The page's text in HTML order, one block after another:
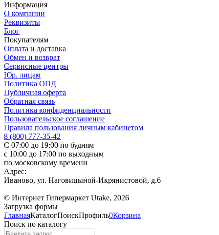
Информация
О компании
Реквизиты
Блог
Покупателям
Оплата и доставка
Обмен и возврат
Сервисные центры
Юр. лицам
Политика ОПД
Публичная оферта
Обратная связь
Политика конфиденциальности
Пользовательское соглашение
Правила пользования личным кабинетом
8 (800) 777-35-42
С 07:00 до 19:00 по будням
с 10:00 до 17:00 по выходным
по московскому времени
Адрес:
Иваново, ул. Наговицыной-Икрянистовой, д.6
© Интернет Гипермаркет Utake, 2026
Загрузка формы
ГлавнаяКаталогПоискПрофиль0Корзина
Поиск по каталогу